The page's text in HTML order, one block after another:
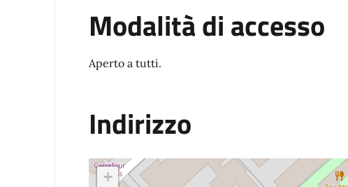
Modalità di accesso
Aperto a tutti.
Indirizzo
+